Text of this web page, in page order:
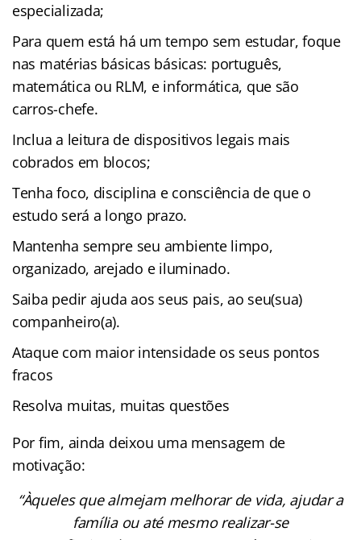
especializada;
Para quem está há um tempo sem estudar, foque
nas matérias básicas básicas: português,
matemática ou RLM, e informática, que são
carros-chefe.
Inclua a leitura de dispositivos legais mais
cobrados em blocos;
Tenha foco, disciplina e consciência de que o
estudo será a longo prazo.
Mantenha sempre seu ambiente limpo,
organizado, arejado e iluminado.
Saiba pedir ajuda aos seus pais, ao seu(sua)
companheiro(a).
Ataque com maior intensidade os seus pontos
fracos
Resolva muitas, muitas questões
Por fim, ainda deixou uma mensagem de
motivação:
“Àqueles que almejam melhorar de vida, ajudar a
família ou até mesmo realizar-se